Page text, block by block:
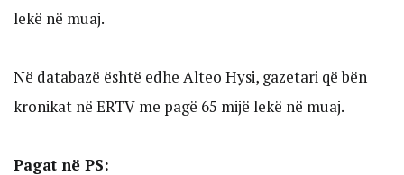
lekë në muaj.
Në databazë është edhe Alteo Hysi, gazetari që bën
kronikat në ERTV me pagë 65 mijë lekë në muaj.
Pagat në PS: